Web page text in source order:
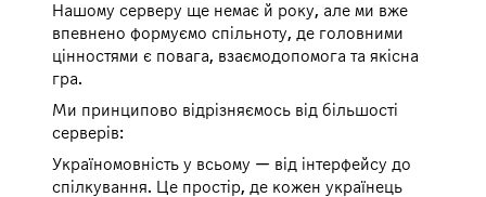
Нашому серверу ще немає й року, але ми вже
впевнено формуємо спільноту, де головними
цінностями є повага, взаємодопомога та якісна
гра.
Ми принципово відрізняємось від більшості
серверів:
Україномовність у всьому — від інтерфейсу до
спілкування. Це простір, де кожен українець